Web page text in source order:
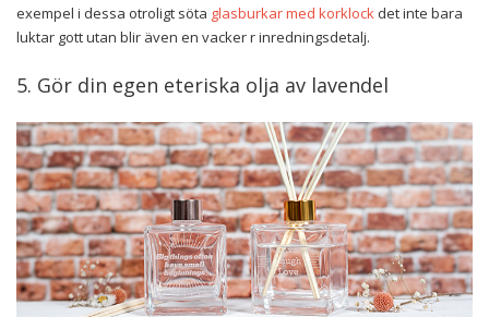
exempel i dessa otroligt söta glasburkar med korklock det inte bara
luktar gott utan blir även en vacker r inredningsdetalj.
5. Gör din egen eteriska olja av lavendel